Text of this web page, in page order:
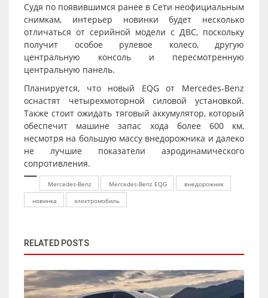
Судя по появившимся ранее в Сети неофициальным
снимкам, интерьер новинки будет несколько
отличаться от серийной модели с ДВС, поскольку
получит особое рулевое колесо, другую
центральную консоль и пересмотренную
центральную панель.
Планируется, что новый EQG от Mercedes-Benz
оснастят четырехмоторной силовой установкой.
Также стоит ожидать тяговый аккумулятор, который
обеспечит машине запас хода более 600 км,
несмотря на большую массу внедорожника и далеко
не лучшие показатели аэродинамического
сопротивления.
Mercedes-Benz Mercedes-Benz EQG
внедорожник
новинка
электромобиль
RELATED POSTS